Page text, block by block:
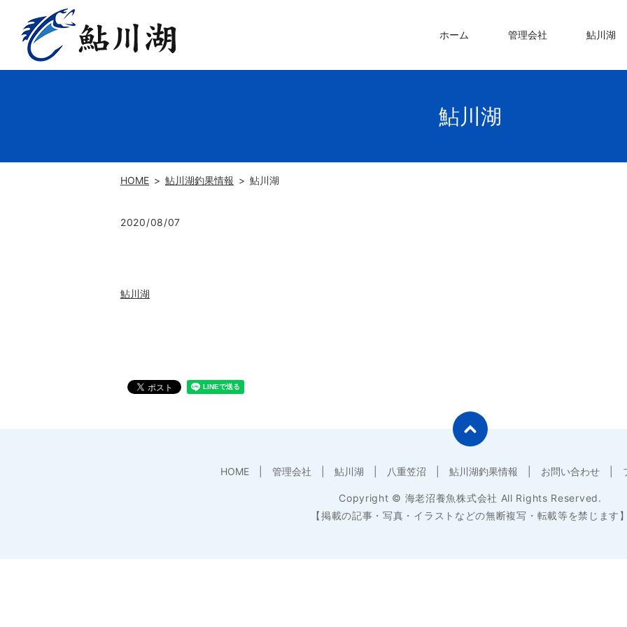
ホーム 管理会社 鮎川湖
鮎川湖
HOME 鮎川湖釣果情報 鮎川湖
2020/08/07
鮎川湖
HOME 管理会社 鮎川湖 八重笠沼 鮎川湖釣果情報 お問い合わせ
Copyright © 海老沼養魚株式会社 All Rights Reserved.
【掲載の記事・写真・イラストなどの無断複写・転載等を禁じます】